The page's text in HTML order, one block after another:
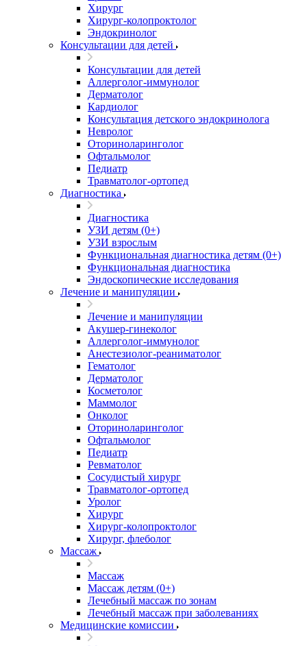
Хирург
Хирург-колопроктолог
Эндокринолог
Консультации для детей
Консультации для детей
Аллерголог-иммунолог
Дерматолог
Кардиолог
Консультация детского эндокринолога
Невролог
Оториноларинголог
Офтальмолог
Педиатр
Травматолог-ортопед
Диагностика
Диагностика
УЗИ детям (0+)
УЗИ взрослым
Функциональная диагностика детям (0+)
Функциональная диагностика
Эндоскопические исследования
Лечение и манипуляции
Лечение и манипуляции
Акушер-гинеколог
Аллерголог-иммунолог
Анестезиолог-реаниматолог
Гематолог
Дерматолог
Косметолог
Маммолог
Онколог
Оториноларинголог
Офтальмолог
Педиатр
Ревматолог
Сосудистый хирург
Травматолог-ортопед
Уролог
Хирург
Хирург-колопроктолог
Хирург, флеболог
Массаж
Массаж
Массаж детям (0+)
Лечебный массаж по зонам
Лечебный массаж при заболеваниях
Медицинские комиссии